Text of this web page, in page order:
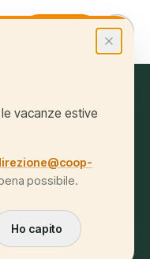
vacanze estive
possibile.
Ho capito
e